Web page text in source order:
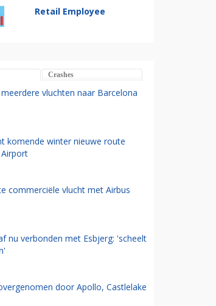
Retail Employee
Crashes
vluchten naar Barcelona
komende winter nieuwe route
commerciële vlucht met Airbus
nu verbonden met Esbjerg: 'scheelt
door Apollo, Castlelake